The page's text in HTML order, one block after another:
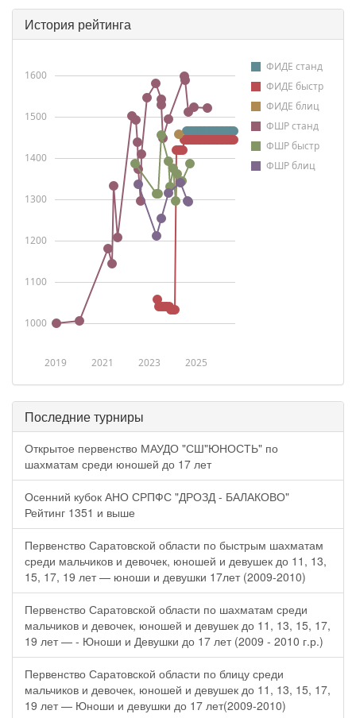
История рейтинга
ФИДЕ станд
ФИДЕ быстр
ФИДЕ блиц
ФШР станд
ФШР быстр
ФШР блиц
2019 2021 2023 2025
1000
1100
1200
1300
1400
1500
1600
Последние турниры
Открытое первенство МАУДО "СШ"ЮНОСТЬ" по
шахматам среди юношей до 17 лет
Осенний кубок АНО СРПФС "ДРОЗД - БАЛАКОВО"
Рейтинг 1351 и выше
Первенство Саратовской области по быстрым шахматам
среди мальчиков и девочек, юношей и девушек до 11, 13,
15, 17, 19 лет — юноши и девушки 17лет (2009-2010)
Первенство Саратовской области по шахматам среди
мальчиков и девочек, юношей и девушек до 11, 13, 15, 17,
19 лет — - Юноши и Девушки до 17 лет (2009 - 2010 г.р.)
Первенство Саратовской области по блицу среди
мальчиков и девочек, юношей и девушек до 11, 13, 15, 17,
19 лет — Юноши и девушки до 17 лет(2009-2010)